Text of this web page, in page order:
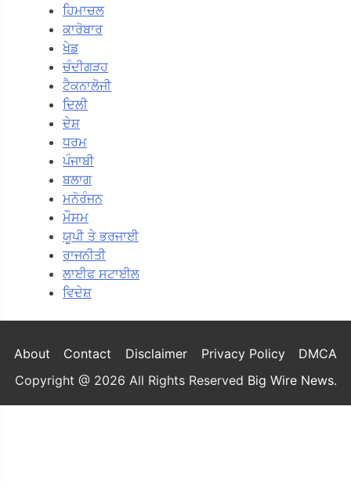
ਹਿਮਾਚਲ
ਕਾਰੋਬਾਰ
ਖੇਡ
ਚੰਦੀਗੜਹ
ਟੈਕਨਾਲੋਜੀ
ਦਿਲੀ
ਦੇਸ਼
ਧਰਮ
ਪੰਜਾਬੀ
ਬਲਾਗ
ਮਨੋਰੰਜਨ
ਮੌਸਮ
ਯੂਪੀ ਤੇ ਭਰਜਾਈ
ਰਾਜਨੀਤੀ
ਲਾਈਫ ਸਟਾਈਲ
ਵਿਦੇਸ਼
About Contact Disclaimer Privacy Policy
DMCA
Copyright @ 2026 All Rights Reserved Big Wire News.